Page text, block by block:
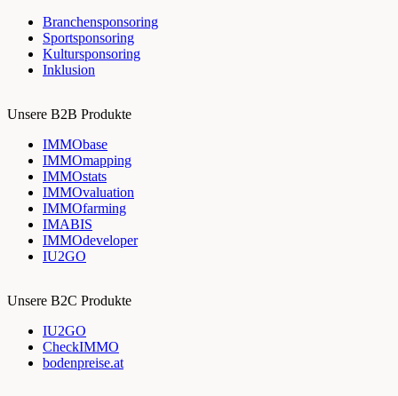
Branchensponsoring
Sportsponsoring
Kultursponsoring
Inklusion
Unsere B2B Produkte
IMMObase
IMMOmapping
IMMOstats
IMMOvaluation
IMMOfarming
IMABIS
IMMOdeveloper
IU2GO
Unsere B2C Produkte
IU2GO
CheckIMMO
bodenpreise.at